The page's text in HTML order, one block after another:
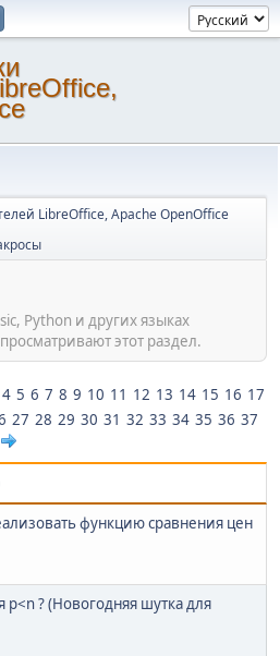
LibreOffice, Apache OpenOffice
Python и других языках
этот раздел.
4 5 6 7 8 9 10 11 12 13 14 15 16 17
27 28 29 30 31 32 33 34 35 36 37
функцию сравнения цен
p<n ? (Новогодняя шутка для